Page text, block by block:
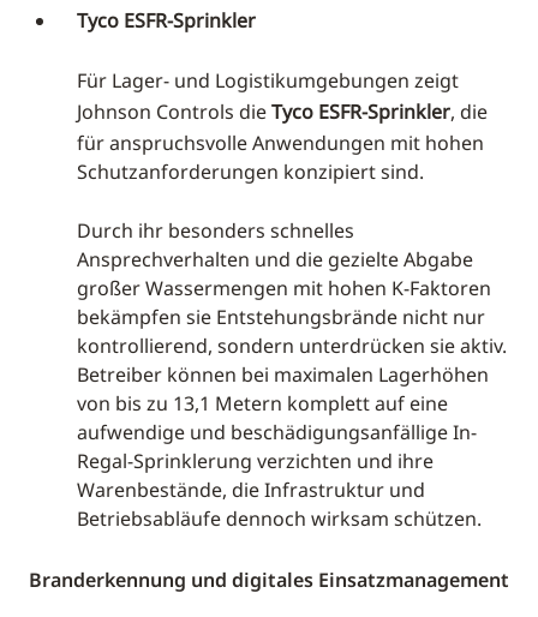
Tyco ESFR-Sprinkler
Für Lager- und Logistikumgebungen zeigt
Johnson Controls dieTyco ESFR-Sprinkler, die
für anspruchsvolle Anwendungen mit hohen
Schutzanforderungen konzipiert sind.
Durch ihr besonders schnelles
Ansprechverhalten und die gezielte Abgabe
großer Wassermengen mit hohen K-Faktoren
bekämpfen sie Entstehungsbrände nicht nur
kontrollierend, sondern unterdrücken sie aktiv.
Betreiber können bei maximalen Lagerhöhen
von bis zu 13,1 Metern komplett auf eine
aufwendige und beschädigungsanfällige In-
Regal-Sprinklerung verzichten und ihre
Warenbestände, die Infrastruktur und
Betriebsabläufe dennoch wirksam schützen.
Branderkennung und digitales Einsatzmanagement